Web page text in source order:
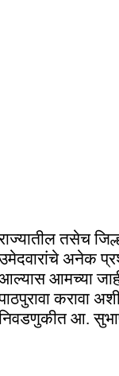
तसेच
अनेक
आमच्या
करावा
आ. सुभाष